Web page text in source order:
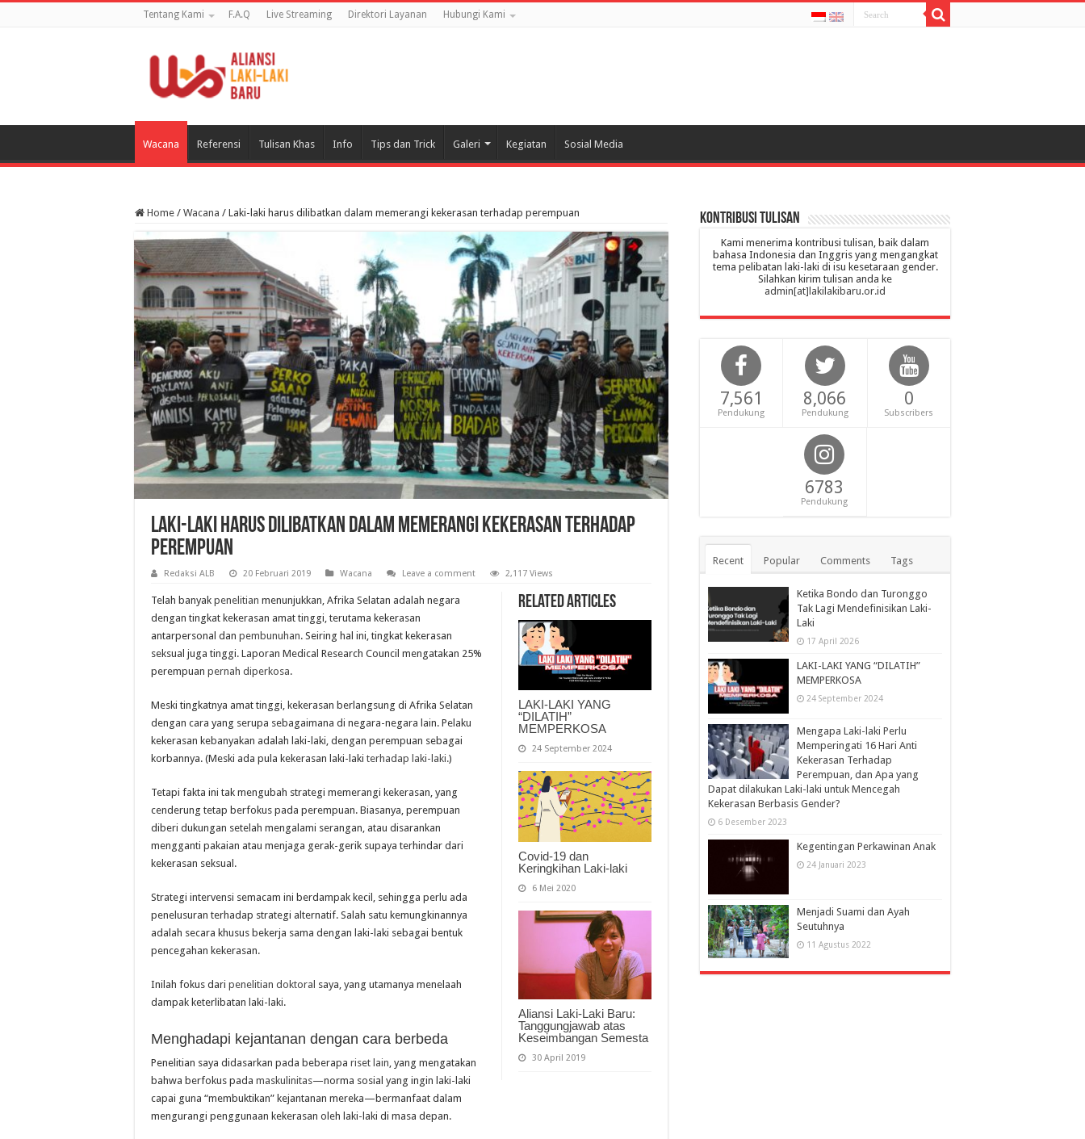
Tentang Kami F.A.Q Live Streaming Direktori Layanan Hubungi Kami
Wacana Referensi Tulisan Khas Info Tips dan Trick Galeri Kegiatan Sosial Media
Home / Wacana / Laki-laki harus dilibatkan dalam memerangi kekerasan terhadap perempuan
Laki-laki harus dilibatkan dalam memerangi kekerasan terhadap
perempuan
Redaksi ALB 20 Februari 2019 Wacana Leave a comment 2,117 Views
Related Articles
LAKI-LAKI YANG
“DILATIH”
MEMPERKOSA
24 September 2024
Covid-19 dan
Keringkihan Laki-laki
6 Mei 2020
Aliansi Laki-Laki Baru:
Tanggungjawab atas
Keseimbangan Semesta
30 April 2019
Telah banyak penelitian menunjukkan, Afrika Selatan adalah negara
dengan tingkat kekerasan amat tinggi, terutama kekerasan
antarpersonal dan pembunuhan. Seiring hal ini, tingkat kekerasan
seksual juga tinggi. Laporan Medical Research Council mengatakan 25%
perempuan pernah diperkosa.
Meski tingkatnya amat tinggi, kekerasan berlangsung di Afrika Selatan
dengan cara yang serupa sebagaimana di negara-negara lain. Pelaku
kekerasan kebanyakan adalah laki-laki, dengan perempuan sebagai
korbannya. (Meski ada pula kekerasan laki-laki terhadap laki-laki.)
Tetapi fakta ini tak mengubah strategi memerangi kekerasan, yang
cenderung tetap berfokus pada perempuan. Biasanya, perempuan
diberi dukungan setelah mengalami serangan, atau disarankan
mengganti pakaian atau menjaga gerak-gerik supaya terhindar dari
kekerasan seksual.
Strategi intervensi semacam ini berdampak kecil, sehingga perlu ada
penelusuran terhadap strategi alternatif. Salah satu kemungkinannya
adalah secara khusus bekerja sama dengan laki-laki sebagai bentuk
pencegahan kekerasan.
Inilah fokus dari penelitian doktoral saya, yang utamanya menelaah
dampak keterlibatan laki-laki.
Menghadapi kejantanan dengan cara berbeda
Penelitian saya didasarkan pada beberapa riset lain , yang mengatakan
bahwa berfokus pada maskulinitas—norma sosial yang ingin laki-laki
capai guna “membuktikan” kejantanan mereka—bermanfaat dalam
mengurangi penggunaan kekerasan oleh laki-laki di masa depan.
Kontribusi Tulisan
Kami menerima kontribusi tulisan, baik dalam
bahasa Indonesia dan Inggris yang mengangkat
tema pelibatan laki-laki di isu kesetaraan gender.
Silahkan kirim tulisan anda ke
admin[at]lakilakibaru.or.id
7,561
Pendukung
8,066
Pendukung
0
Subscribers
6783
Pendukung
Recent Popular Comments Tags
Ketika Bondo dan Turonggo
Tak Lagi Mendefinisikan Laki-
Laki
17 April 2026
LAKI-LAKI YANG “DILATIH”
MEMPERKOSA
24 September 2024
Mengapa Laki-laki Perlu
Memperingati 16 Hari Anti
Kekerasan Terhadap
Perempuan, dan Apa yang
Dapat dilakukan Laki-laki untuk Mencegah
Kekerasan Berbasis Gender?
6 Desember 2023
Kegentingan Perkawinan Anak
24 Januari 2023
Menjadi Suami dan Ayah
Seutuhnya
11 Agustus 2022